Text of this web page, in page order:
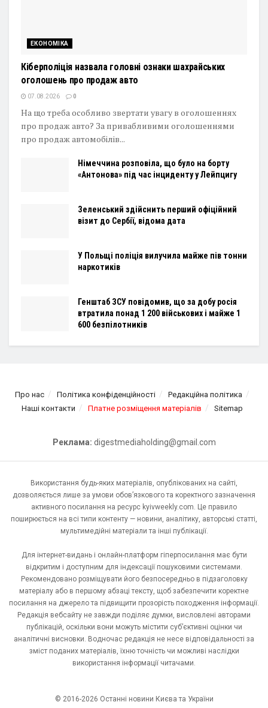
ЕКОНОМІКА
Кіберполіція назвала головні ознаки шахрайських
оголошень про продаж авто
07.08.2026 0
На що треба особливо звертати увагу в оголошеннях
про продаж авто? За привабливими оголошеннями
про продаж автомобілів...
Німеччина розповіла, що було на борту
«Антонова» під час інциденту у Лейпцигу
Зеленський здійснить перший офіційний
візит до Сербії, відома дата
У Польщі поліція вилучила майже пів тонни
наркотиків
Генштаб ЗСУ повідомив, що за добу росія
втратила понад 1 200 військових і майже 1
600 безпілотників
Про нас Політика конфіденційності
Редакційна політика
Наші контакти
Платне розміщення матеріалів Sitemap
Реклама: digestmediaholding@gmail.com
Використання будь-яких матеріалів, опублікованих на сайті,
дозволяється лише за умови обов’язкового та коректного зазначення
активного посилання на ресурс kyivweekly.com. Це правило
поширюється на всі типи контенту — новини, аналітику, авторські статті,
мультимедійні матеріали та інші публікації.
Для інтернет-видань і онлайн-платформ гіперпосилання має бути
відкритим і доступним для індексації пошуковими системами.
Рекомендовано розміщувати його безпосередньо в підзаголовку
матеріалу або в першому абзаці тексту, щоб забезпечити коректне
посилання на джерело та підвищити прозорість походження інформації.
Редакція вебсайту не завжди поділяє думки, висловлені авторами
публікацій, оскільки вони можуть містити суб’єктивні оцінки чи
аналітичні висновки. Водночас редакція не несе відповідальності за
зміст поданих матеріалів, їхню точність чи можливі наслідки
використання інформації читачами.
© 2016-2026 Останні новини Києва та України